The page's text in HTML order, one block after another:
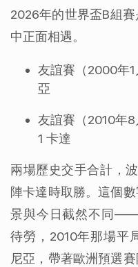
2026年的世界盃B組
中正面相遇。
友誼賽（2000年
亞
友誼賽（2010年
1 卡達
兩場歷史交手合計，
陣卡達時取勝。這個
景與今日截然不同
待勞，2010年那場平
尼亞，帶著歐洲預選